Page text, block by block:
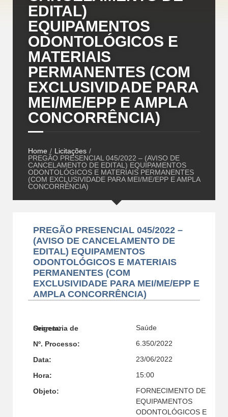
EDITAL)
EQUIPAMENTOS
ODONTOLÓGICOS E
MATERIAIS
PERMANENTES (COM
EXCLUSIVIDADE PARA
MEI/ME/EPP E AMPLA
CONCORRÊNCIA)
Home / Licitações /
PREGÃO PRESENCIAL 045/2022 – (AVISO DE
CANCELAMENTO DE EDITAL) EQUIPAMENTOS
ODONTOLÓGICOS E MATERIAIS PERMANENTES
(COM EXCLUSIVIDADE PARA MEI/ME/EPP E AMPLA
CONCORRÊNCIA)
PREGÃO PRESENCIAL 045/2022 –
(AVISO DE CANCELAMENTO DE
EDITAL) EQUIPAMENTOS
ODONTOLÓGICOS E MATERIAIS
PERMANENTES (COM
EXCLUSIVIDADE PARA MEI/ME/EPP E
AMPLA CONCORRÊNCIA)
Secretaria de Origem: Saúde
Nº. Processo: 6.350/2022
Data: 23/06/2022
Hora: 15:00
Objeto:
FORNECIMENTO DE
EQUIPAMENTOS
ODONTOLÓGICOS E